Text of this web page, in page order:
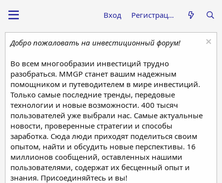
Вход Регистрация
Добро пожаловать на инвестиционный форум!
Во всем многообразии инвестиций трудно
разобраться. MMGP станет вашим надежным
помощником и путеводителем в мире инвестиций.
Только самые последние тренды, передовые
технологии и новые возможности. 400 тысяч
пользователей уже выбрали нас. Самые актуальные
новости, проверенные стратегии и способы
заработка. Сюда люди приходят поделиться своим
опытом, найти и обсудить новые перспективы. 16
миллионов сообщений, оставленных нашими
пользователями, содержат их бесценный опыт и
знания. Присоединяйтесь и вы!